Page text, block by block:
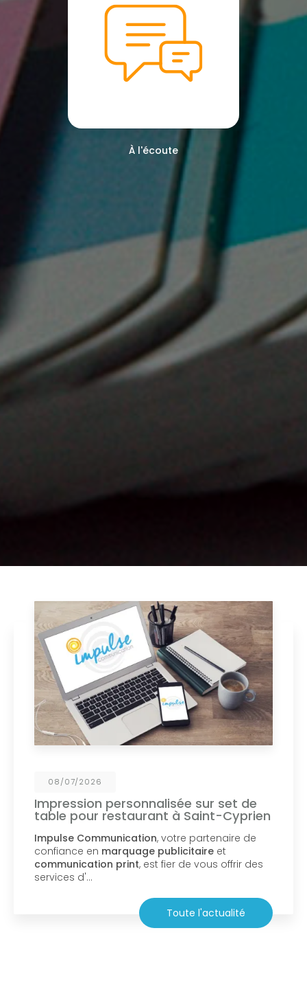
À l'écoute
08/07/2026
Impression personnalisée sur set de
table pour restaurant à Saint-Cyprien
Impulse Communication, votre partenaire de
confiance en marquage publicitaire et
communication print, est fier de vous offrir des
services d'…
Toute l'actualité